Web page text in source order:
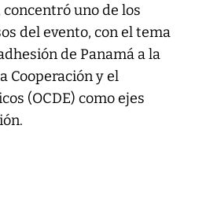
concentró uno de los
del evento, con el tema
de Panamá a la
Cooperación y el
(OCDE) como ejes